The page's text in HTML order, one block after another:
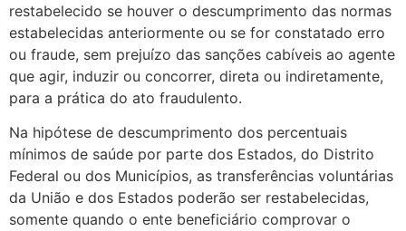
restabelecido se houver o descumprimento das normas
estabelecidas anteriormente ou se for constatado erro
ou fraude, sem prejuízo das sanções cabíveis ao agente
que agir, induzir ou concorrer, direta ou indiretamente,
para a prática do ato fraudulento.
Na hipótese de descumprimento dos percentuais
mínimos de saúde por parte dos Estados, do Distrito
Federal ou dos Municípios, as transferências voluntárias
da União e dos Estados poderão ser restabelecidas,
somente quando o ente beneficiário comprovar o